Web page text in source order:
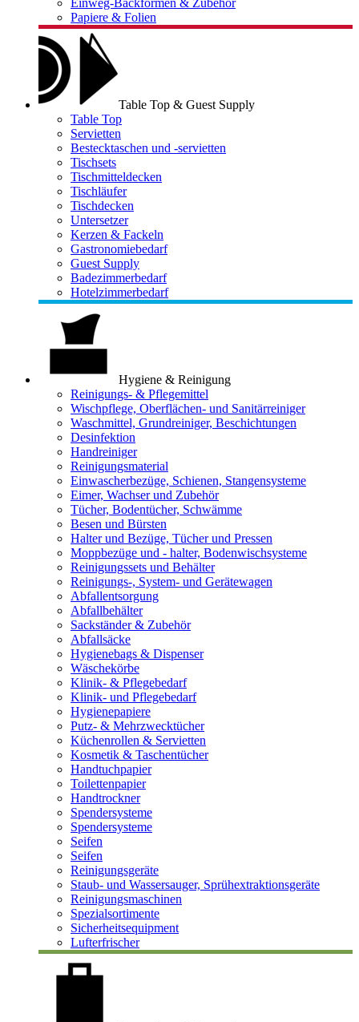
Einweg-Backformen & Zubehör
Papiere & Folien
Table Top & Guest Supply
Table Top
Servietten
Bestecktaschen und -servietten
Tischsets
Tischmitteldecken
Tischläufer
Tischdecken
Untersetzer
Kerzen & Fackeln
Gastronomiebedarf
Guest Supply
Badezimmerbedarf
Hotelzimmerbedarf
Hygiene & Reinigung
Reinigungs- & Pflegemittel
Wischpflege, Oberflächen- und Sanitärreiniger
Waschmittel, Grundreiniger, Beschichtungen
Desinfektion
Handreiniger
Reinigungsmaterial
Einwascherbezüge, Schienen, Stangensysteme
Eimer, Wachser und Zubehör
Tücher, Bodentücher, Schwämme
Besen und Bürsten
Halter und Bezüge, Tücher und Pressen
Moppbezüge und - halter, Bodenwischsysteme
Reinigungssets und Behälter
Reinigungs-, System- und Gerätewagen
Abfallentsorgung
Abfallbehälter
Sackständer & Zubehör
Abfallsäcke
Hygienebags & Dispenser
Wäschekörbe
Klinik- & Pflegebedarf
Klinik- und Pflegebedarf
Hygienepapiere
Putz- & Mehrzwecktücher
Küchenrollen & Servietten
Kosmetik & Taschentücher
Handtuchpapier
Toilettenpapier
Handtrockner
Spendersysteme
Spendersysteme
Seifen
Seifen
Reinigungsgeräte
Staub- und Wassersauger, Sprühextraktionsgeräte
Reinigungsmaschinen
Spezialsortimente
Sicherheitsequipment
Lufterfrischer